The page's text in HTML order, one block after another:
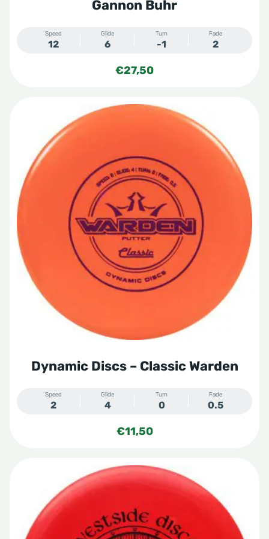
Gannon Buhr
Speed
12
Glide
6
Turn
-1
Fade
2
€27,50
Dynamic Discs – Classic Warden
Speed
2
Glide
4
Turn
0
Fade
0.5
€11,50
product
heeft
meerdere
variaties.
Deze
optie
kan
gekozen
worden
product
heeft
meerdere